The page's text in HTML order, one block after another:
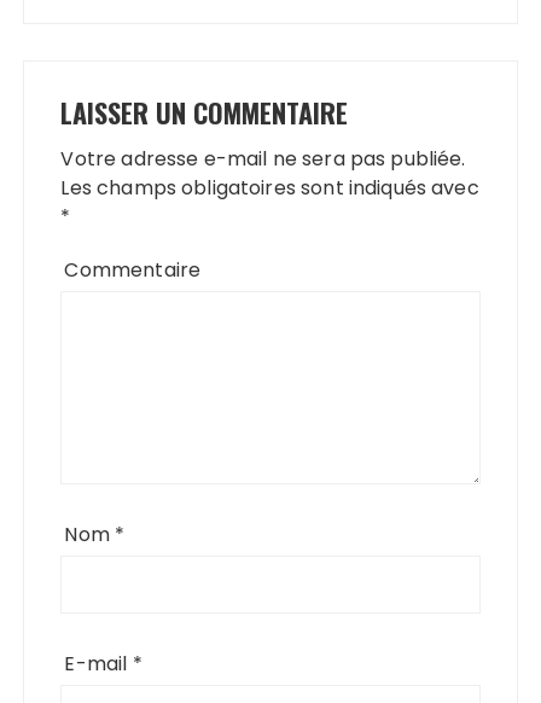
LAISSER UN COMMENTAIRE
Votre adresse e-mail ne sera pas publiée.
Les champs obligatoires sont indiqués avec
*
Commentaire
Nom *
E-mail *